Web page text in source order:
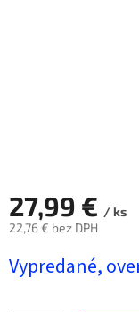
27,99 € / ks
22,76 € bez DPH
cena:
Vypredané,